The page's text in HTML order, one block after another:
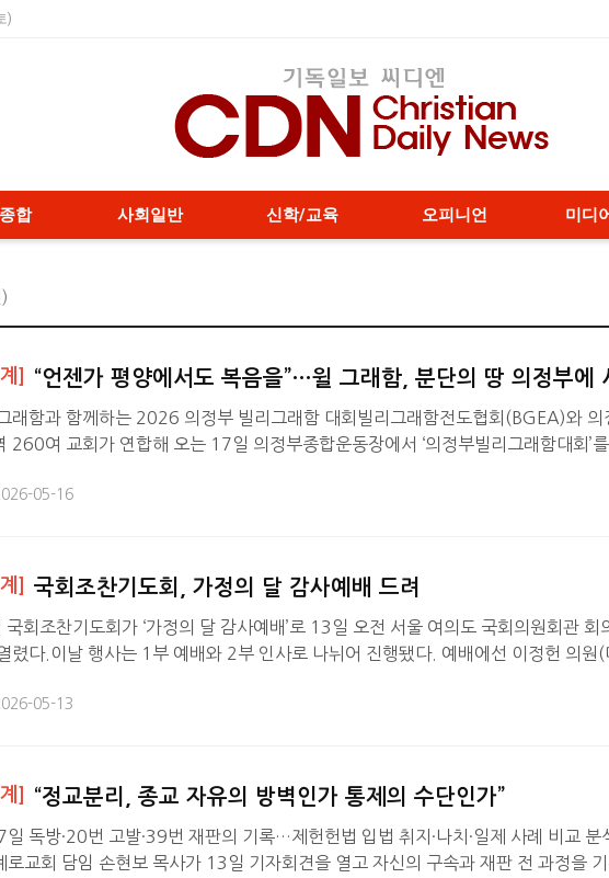
)
합 사회일반 신학/교육 오피니언 미디
] “언젠가 평양에서도 복음을”…윌 그래함, 분단의 땅 의정부에
래함과 함께하는 2026 의정부 빌리그래함 대회빌리그래함전도협회(BGEA)와 의
260여 교회가 연합해 오는 17일 의정부종합운동장에서 ‘의정부빌리그래함대회’
래함이 강사로 나서며, 대회 주제는 ‘그리스도의 복음은 장벽을 넘어 열방으로’다.대
05-16
] 국회조찬기도회, 가정의 달 감사예배 드려
국회조찬기도회가 ‘가정의 달 감사예배’로 13일 오전 서울 여의도 국회의원회관 회
렸다.이날 행사는 1부 예배와 2부 인사로 나뉘어 진행됐다. 예배에선 이정헌 의원(
다.이어 광림교회갈릴리중창단의 ‘나를 바꾼 주의 십자가’ 특송 후 김정석 목사(한교
05-13
] “정교분리, 종교 자유의 방벽인가 통제의 수단인가”
일 독방·20번 고발·39번 재판의 기록…제헌헌법 입법 취지·나치·일제 사례 비교 분
로교회 담임 손현보 목사가 13일 기자회견을 열고 자신의 구속과 재판 전 과정을